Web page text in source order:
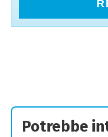
Potrebbe